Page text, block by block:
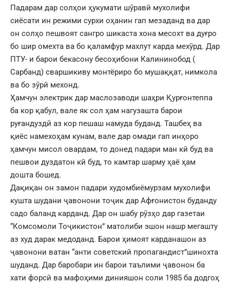
Падарам дар солҳои ҳукумати шӯравӣ мухолифи
сиёсати ин режими сурхи оҳанин гап мезаданд ва дар
он солҳо пешвоят сангро шикаста хона месохт ва дуғро
бо шир омехта ва бо қаламфур махлут карда мехӯрд. Дар
ПТУ- и барои бекасону бесоҳибони Калининобод (
Сарбанд) сваршикиву монтёриро бо мушаққат, нимкола
ва бо зӯрӣ мехонд.
Ҳамчун электрик дар маслозаводи шаҳри Қурғонтеппа
ба кор қабул, вале як сол ҳам нагузашта барои
руғандуздӣ аз кор пешаш намуда буданд. Ташбеҳ ва
қиёс намехоҳам кунам, вале дар омади гап инҳоро
ҳамчун мисол овардам, то донед падари ман кӣ буд ва
пешвои дуздатон кӣ буд, то камтар шарму ҳаё ҳам
дошта бошед.
Дақиқан он замон падари худомбиёмурзам мухолифи
кушта шудани ҷавонони тоҷик дар Афғонистон буданду
садо баланд карданд. Дар он шабу рӯзҳо дар газетаи
“Комсомоли Тоҷикистон” матолиби эшон нашр мегашту
аз худ дарак медоданд. Барои ҳимоят карданашон аз
ҷавонони ватан “анти советский пропагандист”шинохта
шуданд. Дар баробари ин барои таълими ҷавонон ба
хати форсӣ ва мафоҳими динияшон соли 1985 ба додгоҳ